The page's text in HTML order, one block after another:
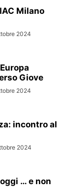
Milano
2024
Giove
2024
incontro al
2024
… e non